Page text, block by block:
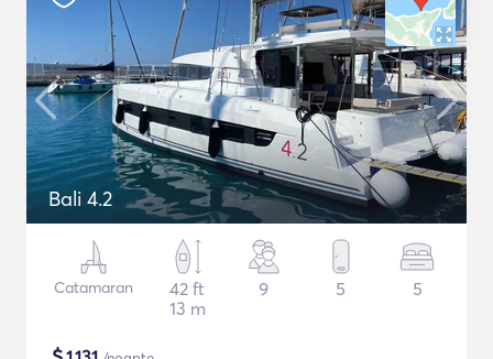
Bali 4.2
Catamaran
42 ft
13 m
9 5 5